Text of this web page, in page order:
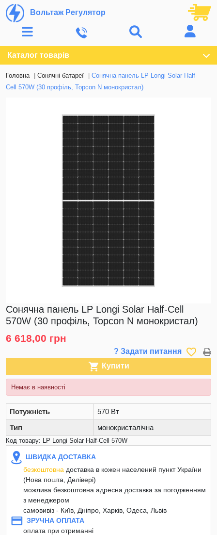
Вольтаж Регулятор
Каталог товарів
Головна Cонячні батареї
Cонячна панель LP Longi Solar Half-
Cell 570W (30 профіль, Topcon N монокристал)
Cонячна панель LP Longi Solar Half-Cell
570W (30 профіль, Topcon N монокристал)
6 618,00 грн
? Задати питання favorite_border
 Купити
Немає в наявності
Потужність
570 Вт
Тип
монокристалічна
Код товару: LP Longi Solar Half-Cell 570W
ШВИДКА ДОСТАВКА
безкоштовна доставка в кожен населений пункт України
(Нова пошта, Делівері)
можлива безкоштовна адресна доставка за погодженням
з менеджером
самовивіз - Київ, Дніпро, Харків, Одеса, Львів
ЗРУЧНА ОПЛАТА
оплата при отриманні